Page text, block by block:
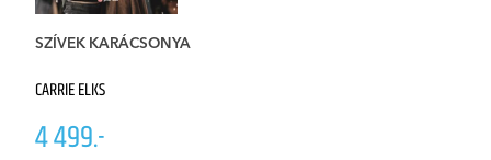
SZÍVEK KARÁCSONYA
CARRIE ELKS
4 499.-